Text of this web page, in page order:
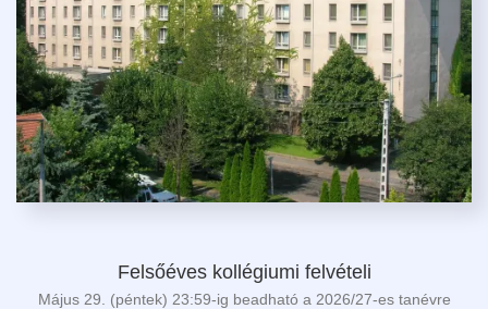
Felsőéves kollégiumi felvételi
Május 29. (péntek) 23:59-ig beadható a 2026/27-es tanévre